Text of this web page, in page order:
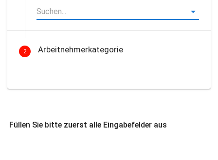
2 Arbeitnehmerkategorie
Füllen Sie bitte zuerst alle Eingabefelder aus